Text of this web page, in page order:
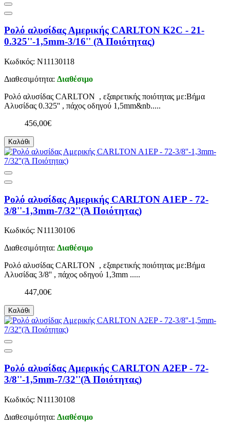
Ρολό αλυσίδας Αμερικής CARLTON K2C - 21-
0.325''-1,5mm-3/16'' (Ά Ποιότητας)
Κωδικός: N11130118
Διαθεσιμότητα: Διαθέσιμο
Ρολό αλυσίδας CARLTON , εξαιρετικής ποιότητας με:Βήμα
Αλυσίδας 0.325'' , πάχος οδηγού 1,5mm&nb.....
456,00€
Καλάθι
Ρολό αλυσίδας Αμερικής CARLTON A1EP - 72-
3/8''-1,3mm-7/32''(Ά Ποιότητας)
Κωδικός: N11130106
Διαθεσιμότητα: Διαθέσιμο
Ρολό αλυσίδας CARLTON , εξαιρετικής ποιότητας με:Βήμα
Αλυσίδας 3/8'' , πάχος οδηγού 1,3mm .....
447,00€
Καλάθι
Ρολό αλυσίδας Αμερικής CARLTON A2EP - 72-
3/8''-1,5mm-7/32''(Ά Ποιότητας)
Κωδικός: N11130108
Διαθεσιμότητα: Διαθέσιμο